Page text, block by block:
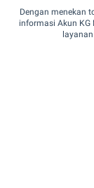
Dengan menekan
informasi Akun